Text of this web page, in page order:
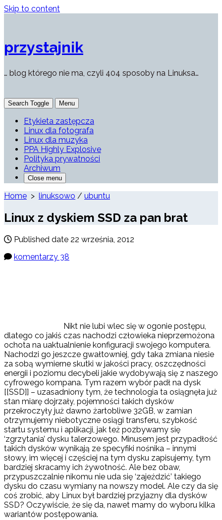
Skip to content
przystajnik
… blog którego nie ma, czyli 404 sposoby na Linuksa…
Search Toggle Menu
Etykieta zastępcza
Linux dla fotografa
Linux dla muzyka
PPA Highly Explosive
Polityka prywatności
Archiwum
Close menu
Home > linuksowo / ubuntu
Linux z dyskiem SSD za pan brat
Published date 22 września, 2012
komentarzy 38
Nikt nie lubi wlec się w ogonie postępu,
dlatego co jakiś czas nachodzi człowieka nieprzemożona
ochota na uaktualnienie konfiguracji swojego komputera.
Nachodzi go jeszcze gwałtowniej, gdy taka zmiana niesie
za sobą wymierne skutki w jakości pracy, oszczędności
energii i poziomu decybeli jakie wydobywają się z naszego
cyfrowego kompana. Tym razem wybór padł na dysk
[[SSD]] – uzasadniony tym, że technologia ta osiągnęła już
stan miarę dojrzały, pojemności takich dysków
przekroczyły już dawno żartobliwe 32GB, w zamian
otrzymujemy niebotyczne osiągi transferu, szybkość
startu systemu i aplikacji, jak też pozbywamy się
‘zgrzytania’ dysku talerzowego. Minusem jest przypadłość
takich dysków wynikają ze specyfiki nośnika – innymi
słowy, im więcej i częściej na tym dysku zapisujemy, tym
bardziej skracamy ich żywotność. Ale bez obaw,
przypuszczalnie nikomu nie uda się ‘zajeździć’ takiego
dysku do czasu wymiany na nowszy model. Ale czy da się
coś zrobić, aby Linux był bardziej przyjazny dla dysków
SSD? Oczywiście, że się da, nawet mamy do wyboru kilka
wariantów postępowania.